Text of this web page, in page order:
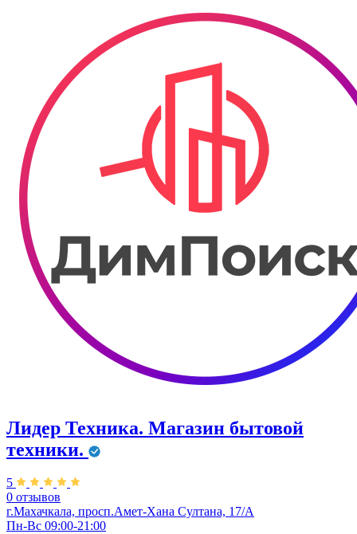
Лидер Техника. Магазин бытовой
техники.
5
0 отзывов
г.Махачкала, просп.Амет-Хана Султана, 17/А
Пн-Вс 09:00-21:00